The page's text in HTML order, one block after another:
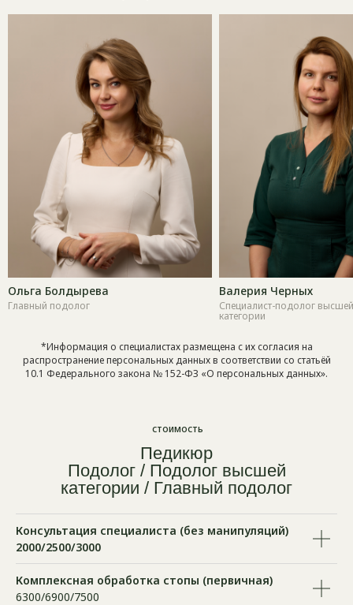
Главный подолог Специалист-подолог высшей
категории
Ольга Болдырева Валерия Черных
*Информация о специалистах размещена с их согласия на
распространение персональных данных в соответствии со статьёй
10.1 Федерального закона № 152-ФЗ «О персональных данных».
стоимость
Педикюр
Подолог / Подолог высшей
категории / Главный подолог
Консультация специалиста (без манипуляций)
2000/2500/3000
Комплексная обработка стопы (первичная)
6300/6900/7500